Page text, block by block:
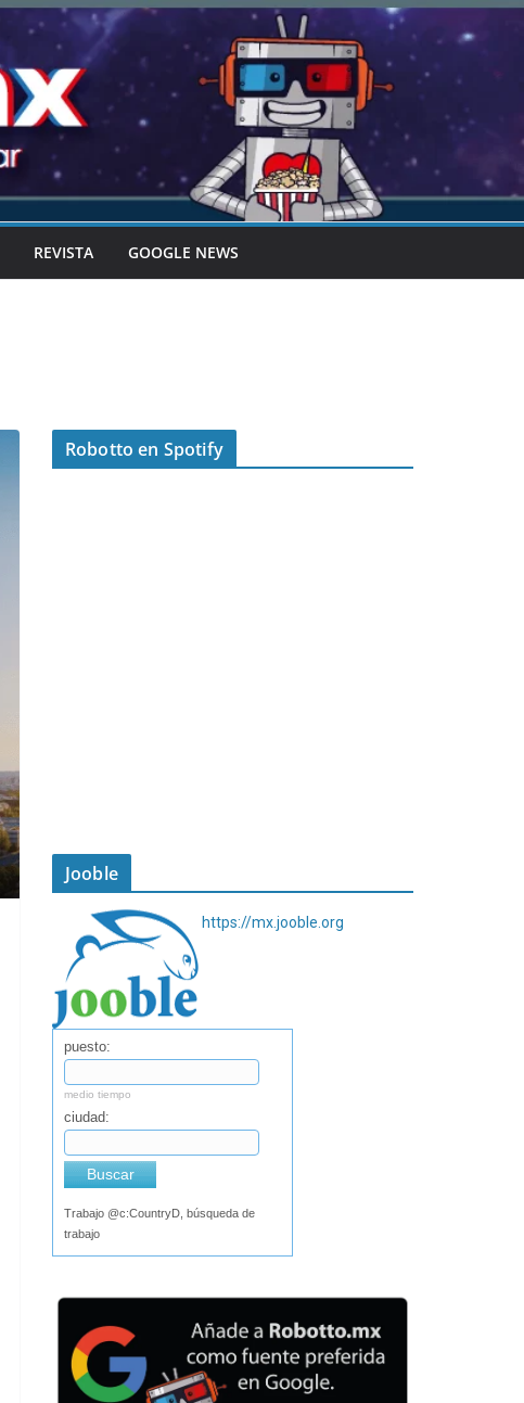
REVISTA GOOGLE NEWS
Robotto en Spotify
Jooble
https://mx.jooble.org
puesto:
medio tiempo
ciudad:
Buscar
Trabajo @c:CountryD, búsqueda de
trabajo